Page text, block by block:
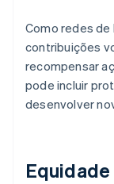
Como redes
contribuições
recompensar
pode incluir
desenvolver